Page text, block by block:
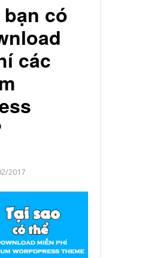
có
các
2017